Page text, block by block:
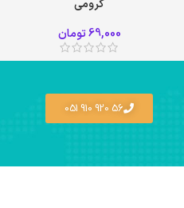
کرومی
69,000تومان
56 920 910 051